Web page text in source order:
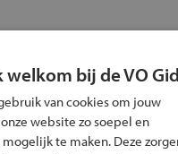
Test je kennis met
Fiets Veilig
Verkeersspel!
welkom bij de VO
van cookies om jouw
website zo soepel en
mogelijk te maken. Deze